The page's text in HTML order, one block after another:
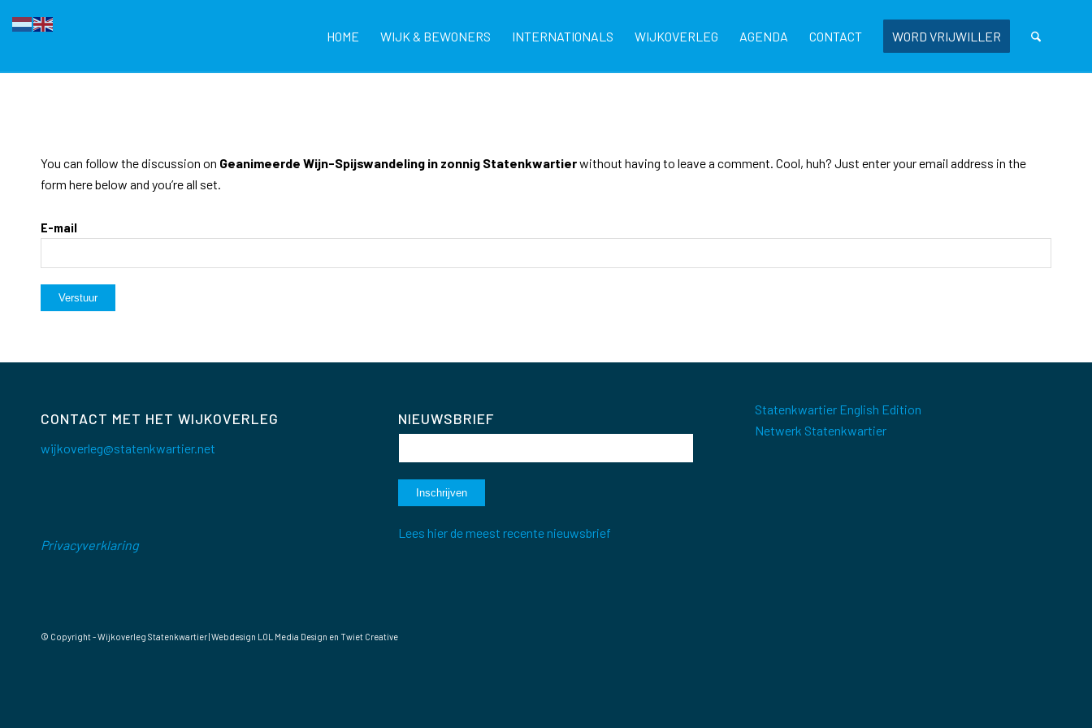
HOME WIJK & BEWONERS INTERNATIONALS WIJKOVERLEG AGENDA CONTACT WORD VRIJWILLER
You can follow the discussion on Geanimeerde Wijn-Spijswandeling in zonnig Statenkwartierwithout having to leave a comment. Cool, huh? Just enter your email address in the
form here below and you’re all set.
E-mail
CONTACT MET HET WIJKOVERLEG
wijkoverleg@statenkwartier.net
Privacyverklaring
NIEUWSBRIEF
Lees hier de meest recente nieuwsbrief
Statenkwartier English Edition
Netwerk Statenkwartier
© Copyright - Wijkoverleg Statenkwartier | Webdesign LOL Media Design en Twiet Creative